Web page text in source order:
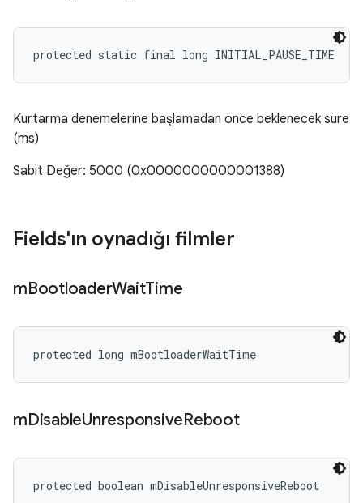
protected static final long INITIAL_PAUSE_TIME
Kurtarma denemelerine başlamadan önce beklenecek süre
(ms)
Sabit Değer: 5000 (0x0000000000001388)
Fields'ın oynadığı filmler
mBootloaderWaitTime
protected long mBootloaderWaitTime
mDisableUnresponsiveReboot
protected boolean mDisableUnresponsiveReboot